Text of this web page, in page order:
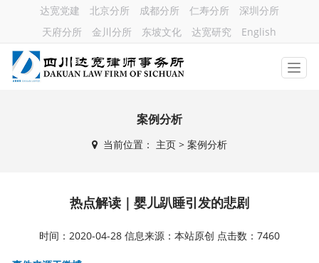
达宽党建 北京分所 成都分所 仁寿分所
深圳分所
天府分所
金川分所 东坡文化 达宽研究 English
案例分析
当前位置： 主页> 案例分析
热点解读｜婴儿趴睡引发的悲剧
时间：2020-04-28 信息来源：本站原创 点击数：7460